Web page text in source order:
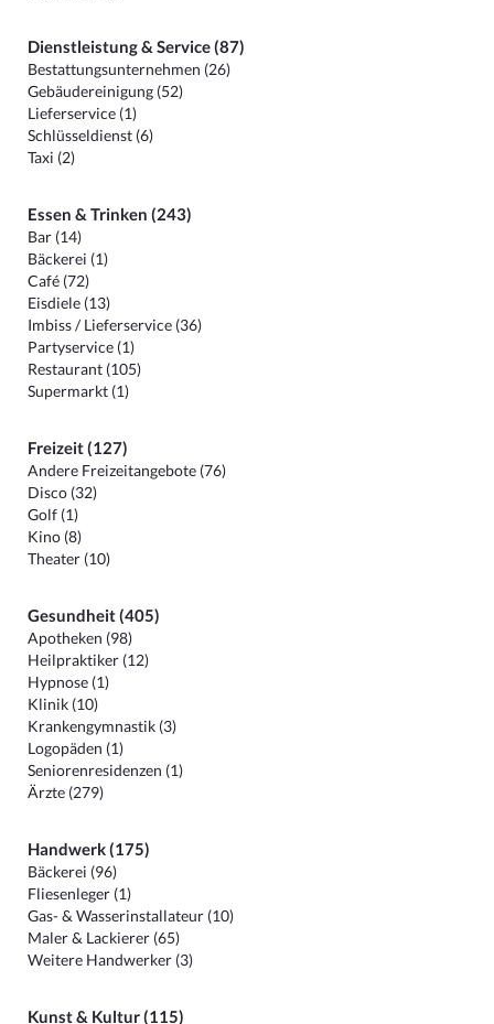
Dienstleistung & Service (87)
Bestattungsunternehmen (26)
Gebäudereinigung (52)
Lieferservice (1)
Schlüsseldienst (6)
Taxi (2)
Essen & Trinken (243)
Bar (14)
Bäckerei (1)
Café (72)
Eisdiele (13)
Imbiss / Lieferservice (36)
Partyservice (1)
Restaurant (105)
Supermarkt (1)
Freizeit (127)
Andere Freizeitangebote (76)
Disco (32)
Golf (1)
Kino (8)
Theater (10)
Gesundheit (405)
Apotheken (98)
Heilpraktiker (12)
Hypnose (1)
Klinik (10)
Krankengymnastik (3)
Logopäden (1)
Seniorenresidenzen (1)
Ärzte (279)
Handwerk (175)
Bäckerei (96)
Fliesenleger (1)
Gas- & Wasserinstallateur (10)
Maler & Lackierer (65)
Weitere Handwerker (3)
Kunst & Kultur (115)